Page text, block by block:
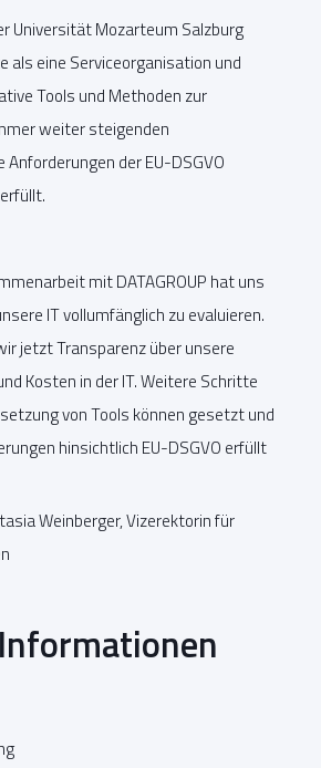
Universität Mozarteum Salzburg
als eine Serviceorganisation und
Tools und Methoden zur
weiter steigenden
Anforderungen der EU-DSGVO
mit DATAGROUP hat uns
IT vollumfänglich zu evaluieren.
jetzt Transparenz über unsere
Kosten in der IT. Weitere Schritte
von Tools können gesetzt und
hinsichtlich EU-DSGVO erfüllt
Weinberger, Vizerektorin für